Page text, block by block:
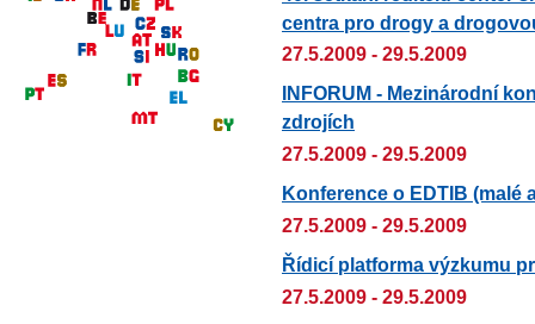
centra pro drogy a
27.5.2009 - 29.5.2009
INFORUM - Mezinárodní
zdrojích
27.5.2009 - 29.5.2009
Konference o EDTIB
27.5.2009 - 29.5.2009
Řídicí platforma výzkumu
27.5.2009 - 29.5.2009